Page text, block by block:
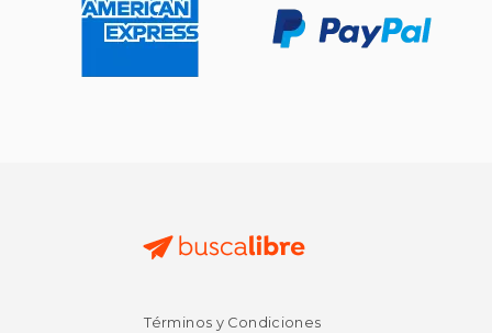
50% $ 53.09
$ 26.54
50%
dcto.
Términos y Condiciones